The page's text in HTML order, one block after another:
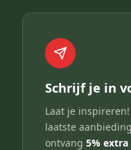
Schrijf je in
Laat je
laatste
ontvang 5%